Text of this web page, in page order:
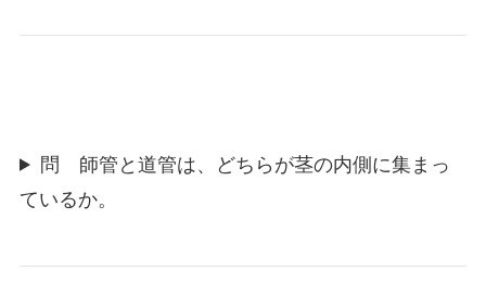
問 師管と道管は、どちらが茎の内側に集まっ
ているか。